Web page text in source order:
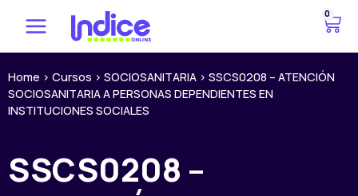
contenido
0
C
a
r
r
Home > Cursos > SOCIOSANITARIA > SSCS0208 – ATENCIÓN
SOCIOSANITARIA A PERSONAS DEPENDIENTES EN
INSTITUCIONES SOCIALES
SSCS0208 –